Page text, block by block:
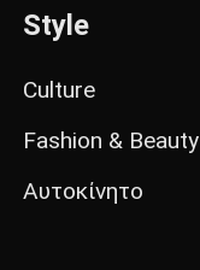
Style
Culture
Fashion & Beauty
Αυτοκίνητο